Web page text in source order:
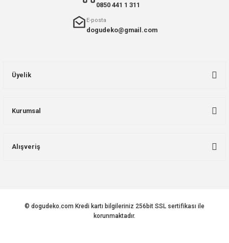
0850 441 1 311
E-posta
dogudeko@gmail.com
Üyelik
Kurumsal
Alışveriş
© dogudeko.com Kredi kartı bilgileriniz 256bit SSL sertifikası ile
korunmaktadır.